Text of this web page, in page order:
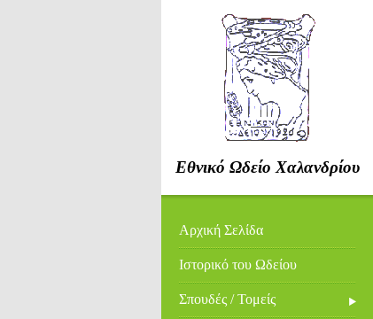
Εθνικό Ωδείο Χαλανδρίου
Αρχική Σελίδα
Ιστορικό του Ωδείου
Σπουδές / Τομείς